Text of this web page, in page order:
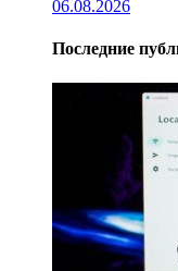
06.08.2026
Последние